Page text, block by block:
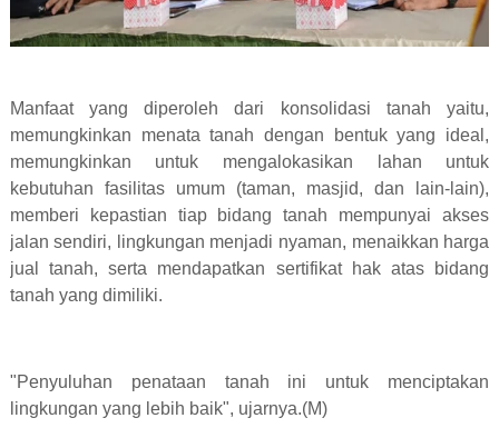
Manfaat yang diperoleh dari konsolidasi tanah yaitu,
memungkinkan menata tanah dengan bentuk yang ideal,
memungkinkan untuk mengalokasikan lahan untuk
kebutuhan fasilitas umum (taman, masjid, dan lain-lain),
memberi kepastian tiap bidang tanah mempunyai akses
jalan sendiri, lingkungan menjadi nyaman, menaikkan harga
jual tanah, serta mendapatkan sertifikat hak atas bidang
tanah yang dimiliki.
"Penyuluhan penataan tanah ini untuk menciptakan
lingkungan yang lebih baik", ujarnya.(M)